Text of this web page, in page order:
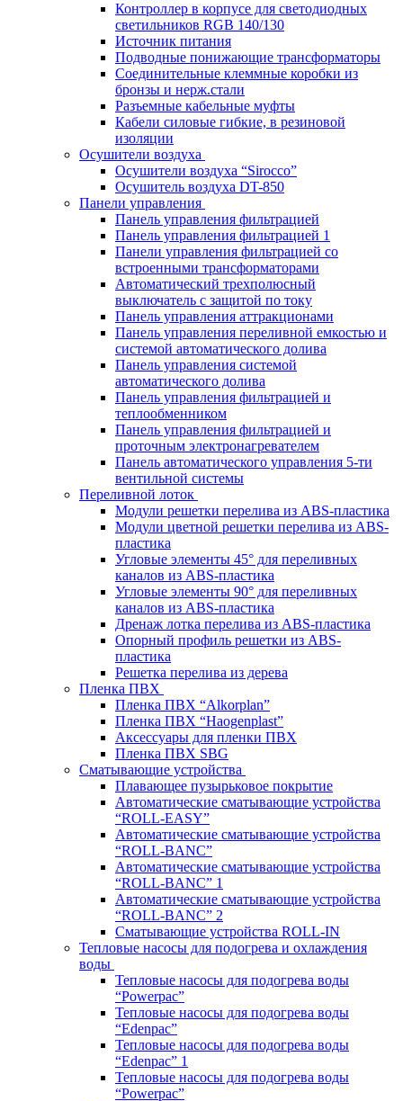
Контроллер в корпусе для светодиодных
светильников RGB 140/130
Источник питания
Подводные понижающие трансформаторы
Соединительные клеммные коробки из
бронзы и нерж.стали
Разъемные кабельные муфты
Кабели силовые гибкие, в резиновой
изоляции
Осушители воздуха
Осушители воздуха “Sirocco”
Осушитель воздуха DT-850
Панели управления
Панель управления фильтрацией
Панель управления фильтрацией 1
Панели управления фильтрацией cо
встроенными трансформаторами
Автоматический трехполюсный
выключатель с защитой по току
Панель управления аттракционами
Панель управления переливной емкостью и
системой автоматического долива
Панель управления системой
автоматического долива
Панель управления фильтрацией и
теплообменником
Панель управления фильтрацией и
проточным электронагревателем
Панель автоматического управления 5-ти
вентильной системы
Переливной лоток
Модули решетки перелива из ABS-пластика
Модули цветной решетки перелива из ABS-
пластика
Угловые элементы 45° для переливных
каналов из ABS-пластика
Угловые элементы 90° для переливных
каналов из ABS-пластика
Дренаж лотка перелива из ABS-пластика
Опорный профиль решетки из ABS-
пластика
Решетка перелива из дерева
Пленка ПВХ
Пленка ПВХ “Alkorplan”
Пленка ПВХ “Haogenplast”
Аксессуары для пленки ПВХ
Пленка ПВХ SBG
Сматывающие устройства
Плавающее пузырьковое покрытие
Автоматические сматывающие устройства
“ROLL-EASY”
Автоматические сматывающие устройства
“ROLL-BANC”
Автоматические сматывающие устройства
“ROLL-BANC” 1
Автоматические сматывающие устройства
“ROLL-BANC” 2
Сматывающие устройства ROLL-IN
Тепловые насосы для подогрева и охлаждения
воды
Тепловые насосы для подогрева воды
“Powerpac”
Тепловые насосы для подогрева воды
“Edenpac”
Тепловые насосы для подогрева воды
“Edenpac” 1
Тепловые насосы для подогрева воды
“Powerpac”